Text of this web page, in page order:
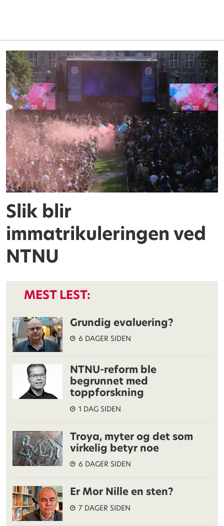
Slik blir
immatrikuleringen ved
NTNU
MEST LEST:
Grundig evaluering?
6 DAGER SIDEN
NTNU-reform ble
begrunnet med
toppforskning
1 DAG SIDEN
Troya, myter og det som
virkelig betyr noe
6 DAGER SIDEN
Er Mor Nille en sten?
7 DAGER SIDEN